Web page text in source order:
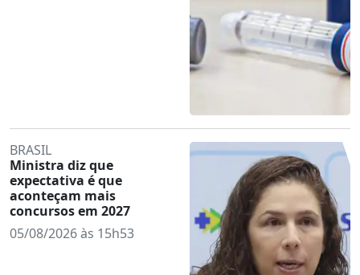
BRASIL
Ministra diz que
expectativa é que
aconteçam mais
concursos em 2027
05/08/2026 às 15h53